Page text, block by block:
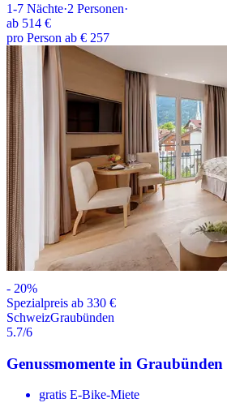
1-7 Nächte·2 Personen·
ab 514 €
pro Person ab € 257
- 20%
Spezialpreis ab 330 €
SchweizGraubünden
5.7/6
Genussmomente in Graubünden
gratis E-Bike-Miete